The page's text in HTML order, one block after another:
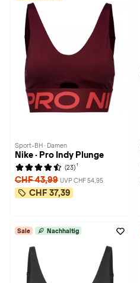
Sport-BH · Damen
Nike · Pro Indy Plunge
(23) 1
CHF 43,99 UVP CHF 54,95
CHF 37,39
Sale Nachhaltig